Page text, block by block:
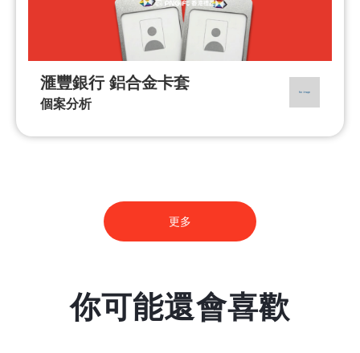
滙豐銀行 鋁合金卡套
個案分析
更多
你可能還會喜歡